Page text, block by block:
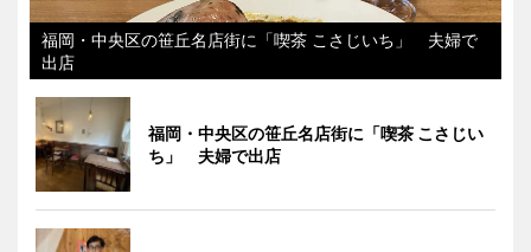
福岡・中央区の笹丘名店街に「喫茶 こさじいち」 夫婦で
出店
福岡・中央区の笹丘名店街に「喫茶 こさじい
ち」 夫婦で出店